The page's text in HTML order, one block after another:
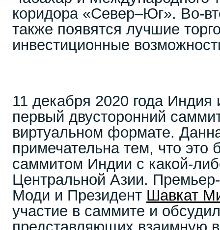
коридора «Север–Юг». Во-
также появятся лучшие
инвестиционные
11 декабря 2020 года Индия
первый двусторонний
виртуальном формате.
примечательна тем, что
саммитом Индии с какой-
Центральной Азии.
Моди и Президент Шавкат
участие в саммите и